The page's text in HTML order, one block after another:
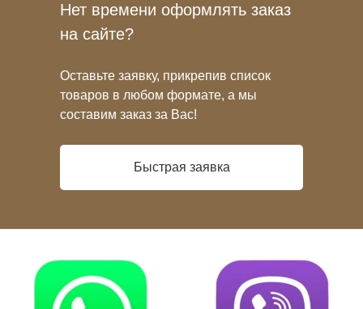
Нет времени оформлять заказ
на сайте?
Оставьте заявку, прикрепив список
товаров в любом формате, а мы
составим заказ за Вас!
Быстрая заявка